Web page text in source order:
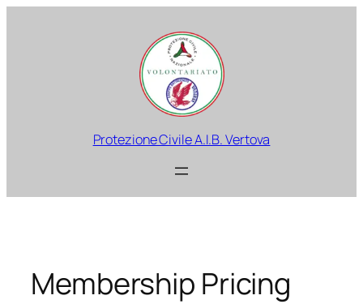
Protezione Civile A.I.B. Vertova
Membership Pricing